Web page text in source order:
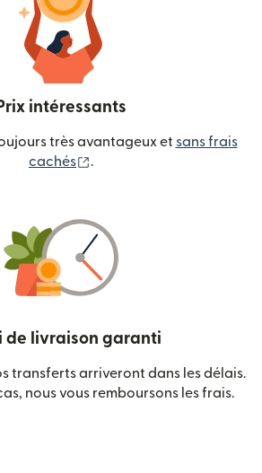
Prix intéressants
très avantageux et sans frais
cachés
.
de livraison garanti
transferts arriveront dans les délais.
nous vous remboursons les frais.